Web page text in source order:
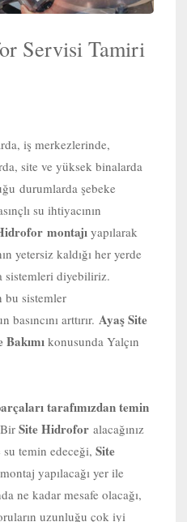
Servisi Tamiri
iş merkezlerinde,
site ve yüksek binalarda
durumlarda şebeke
su ihtiyacının
montajı yapılarak
yetersiz kaldığı her yerde
sistemleri diyebiliriz.
bu sistemler
arttırır. Ayaş Site
konusunda Yalçın
tarafımızdan temin
Bir Site Hidrofor alacağınız
temin edeceği, Site
yapılacağı yer ile
ne kadar mesafe olacağı,
uzunluğu çok iyi